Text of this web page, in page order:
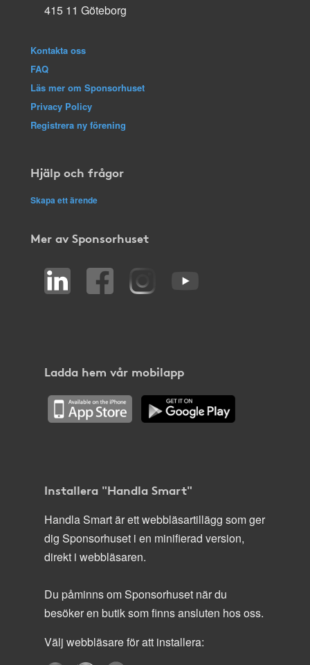
415 11 Göteborg
Kontakta oss
FAQ
Läs mer om Sponsorhuset
Privacy Policy
Registrera ny förening
Hjälp och frågor
Skapa ett ärende
Mer av Sponsorhuset
Ladda hem vår mobilapp
Installera "Handla Smart"
Handla Smart är ett webbläsartillägg som ger
dig Sponsorhuset i en minifierad version,
direkt i webbläsaren.
Du påminns om Sponsorhuset när du
besöker en butik som finns ansluten hos oss.
Välj webbläsare för att installera: